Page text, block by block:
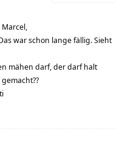
war schon lange fällig. Sieht
mähen darf, der darf halt